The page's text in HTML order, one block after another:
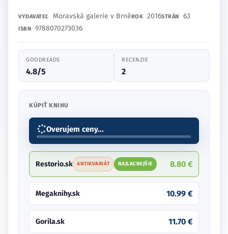
VYDAVATEĽ Moravská galerie v BrněROK 2016STRÁN 63
ISBN 9788070273036
GOODREADS
4.8/5
RECENZIE
2
KÚPIŤ KNIHU
Overujem ceny...
Restorio.sk ANTIKVARIÁT NAJLACNEJŠIE 8.80 €
Megaknihy.sk 10.99 €
Gorila.sk 11.70 €